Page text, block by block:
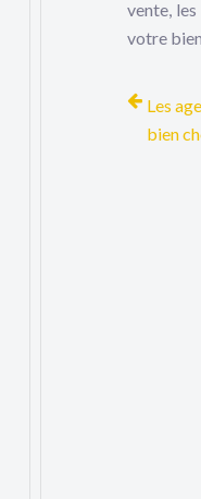
vente,
votre
Les
bien